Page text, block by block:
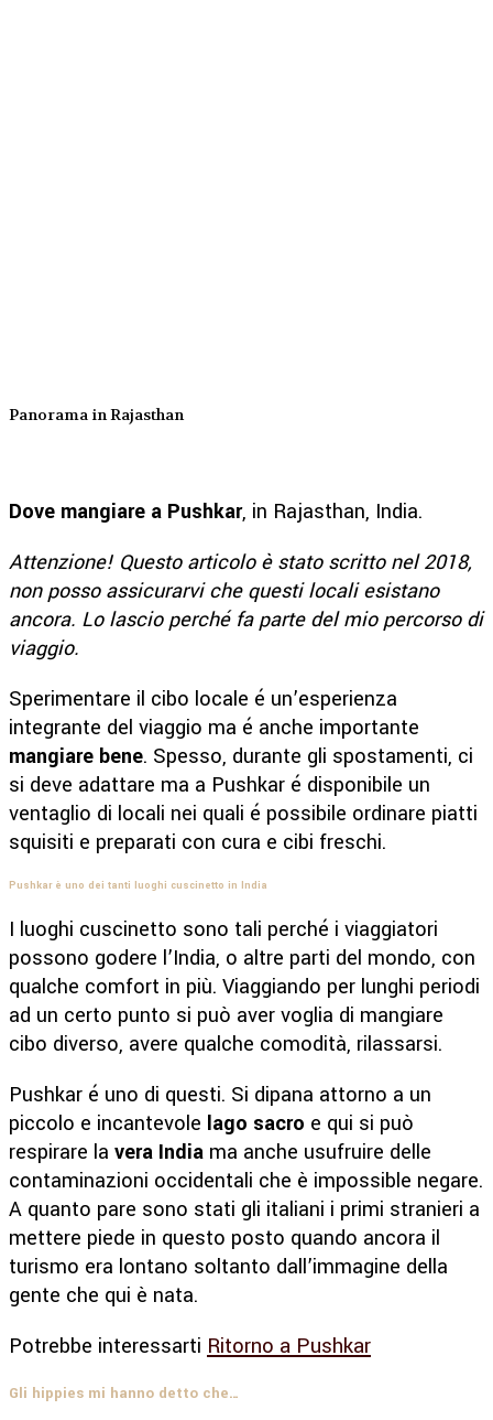
Panorama in Rajasthan
Dove mangiare a Pushkar, in Rajasthan, India.
Attenzione! Questo articolo è stato scritto nel 2018,
non posso assicurarvi che questi locali esistano
ancora. Lo lascio perché fa parte del mio percorso di
viaggio.
Sperimentare il cibo locale é un’esperienza
integrante del viaggio ma é anche importante
mangiare bene. Spesso, durante gli spostamenti, ci
si deve adattare ma a Pushkar é disponibile un
ventaglio di locali nei quali é possibile ordinare piatti
squisiti e preparati con cura e cibi freschi.
Pushkar è uno dei tanti luoghi cuscinetto in India
I luoghi cuscinetto sono tali perché i viaggiatori
possono godere l’India, o altre parti del mondo, con
qualche comfort in più. Viaggiando per lunghi periodi
ad un certo punto si può aver voglia di mangiare
cibo diverso, avere qualche comodità, rilassarsi.
Pushkar é uno di questi. Si dipana attorno a un
piccolo e incantevole lago sacro e qui si può
respirare la vera India ma anche usufruire delle
contaminazioni occidentali che è impossible negare.
A quanto pare sono stati gli italiani i primi stranieri a
mettere piede in questo posto quando ancora il
turismo era lontano soltanto dall’immagine della
gente che qui è nata.
Potrebbe interessarti Ritorno a Pushkar
Gli hippies mi hanno detto che…